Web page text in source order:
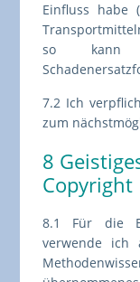
Einfluss habe
so kann
7.2 Ich
zum
8
Copyright
8.1 Für die
verwende ich